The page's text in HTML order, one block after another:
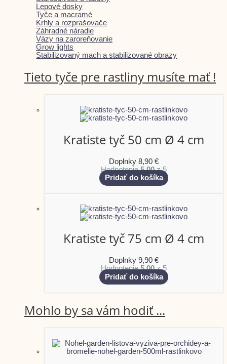
Lepové dosky
Tyče a macramé
Krhly a rozprašovače
Záhradné náradie
Vázy na zaroreňovanie
Grow lights
Stabilizovaný mach a stabilizované obrazy
Tieto tyče pre rastliny musíte mať !
Kratiste tyč 50 cm Ø 4 cm
Doplnky 8,90 €
Hodnotenie5.00z 5
Pridať do košíka
Kratiste tyč 75 cm Ø 4 cm
Doplnky 9,90 €
Hodnotenie5.00z 5
Pridať do košíka
Mohlo by sa vám hodiť ...